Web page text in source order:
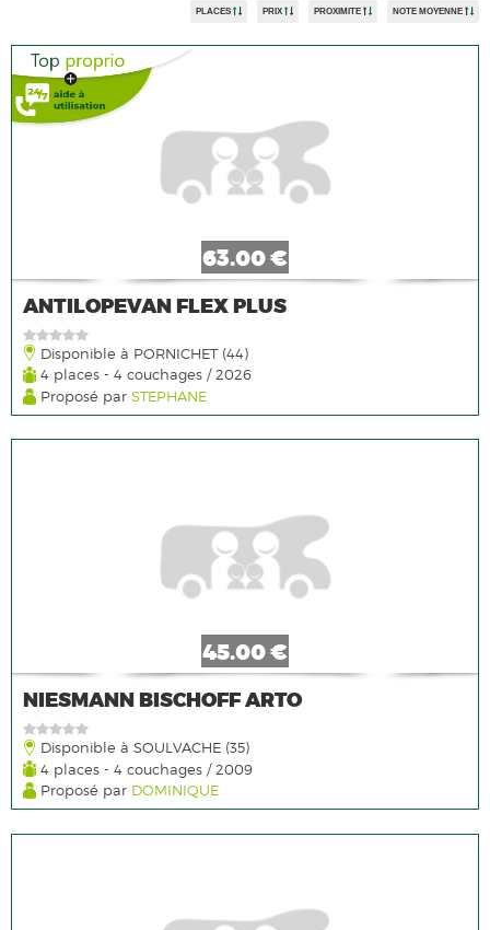
PLACES PRIX PROXIMITE NOTE MOYENNE
63.00 €
ANTILOPEVAN FLEX PLUS
Disponible à PORNICHET (44)
4 places - 4 couchages / 2026
Proposé par STEPHANE
45.00 €
NIESMANN BISCHOFF ARTO
Disponible à SOULVACHE (35)
4 places - 4 couchages / 2009
Proposé par DOMINIQUE